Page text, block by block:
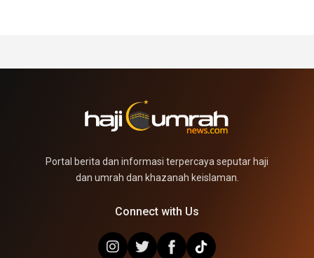
Portal berita dan informasi terpercaya seputar haji
dan umrah dan khazanah keislaman.
Connect with Us